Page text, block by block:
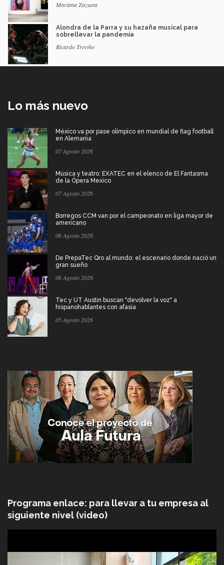
Mariana Zazueta
Alondra de la Parra y su hazaña musical para
sobrellevar la pandemia
Ricardo Treviño
Lo más nuevo
México va por pase olímpico en mundial de flag football
en Alemania
07 Agosto 2026
Música y teatro: EXATEC en el elenco de El Fantasma
de la Ópera Mexico
07 Agosto 2026
Borregos CCM van por el campeonato en liga mayor de
americano
06 Agosto 2026
De PrepaTec Qro al mundo: el escenario donde nació un
gran sueño
06 Agosto 2026
Tec y UT Austin buscan "devolver la voz" a
hispanohablantes con afasia
05 Agosto 2026
Programa enlace: para llevar a tu empresa al
siguiente nivel (video)